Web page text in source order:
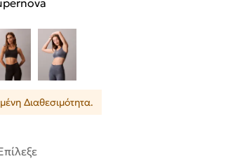
Διαθεσιμότητα.